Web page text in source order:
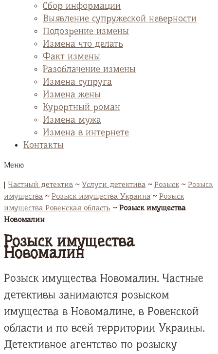
Сбор информации
Выявление супружеской неверности
Подозрение измены
Измена что делать
Факт измены
Разоблачение измены
Измена супруга
Измена жены
Курортный роман
Измена мужа
Измена в интернете
Контакты
Меню
| Частный детектив ~ Услуги детектива ~ Розыск~ Розыск
имущества ~ Розыск имущества Украина ~ Розыск
имущества Ровенская область ~ Розыск имущества
Новомалин
Розыск имущества
Новомалин
Розыск имущества Новомалин. Частные
детективы занимаются розыском
имущества в Новомалине, в Ровенской
области и по всей территории Украины.
Детективное агентство по розыску